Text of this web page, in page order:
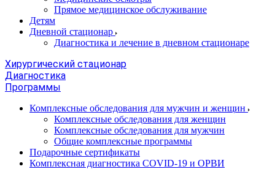
Прямое медицинское обслуживание
Детям
Дневной стационар
Диагностика и лечение в дневном стационаре
Хирургический стационар
Диагностика
Программы
Комплексные обследования для мужчин и женщин
Комплексные обследования для женщин
Комплексные обследования для мужчин
Общие комплексные программы
Подарочные сертификаты
Комплексная диагностика COVID-19 и ОРВИ